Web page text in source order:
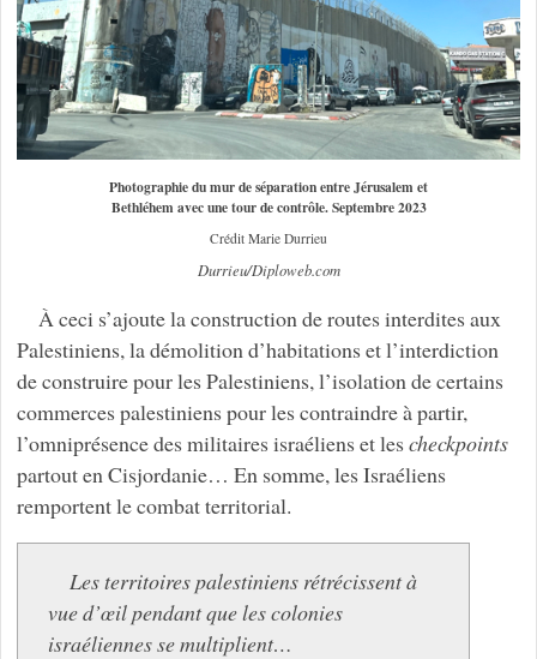
Photographie du mur de séparation entre Jérusalem et
Bethléhem avec une tour de contrôle. Septembre 2023
Crédit Marie Durrieu
Durrieu/Diploweb.com
À ceci s’ajoute la construction de routes interdites aux
Palestiniens, la démolition d’habitations et l’interdiction
de construire pour les Palestiniens, l’isolation de certains
commerces palestiniens pour les contraindre à partir,
l’omniprésence des militaires israéliens et les checkpoints
partout en Cisjordanie… En somme, les Israéliens
remportent le combat territorial.
Les territoires palestiniens rétrécissent à
vue d’œil pendant que les colonies
israéliennes se multiplient…